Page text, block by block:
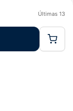
a ciertasÚltimas 13